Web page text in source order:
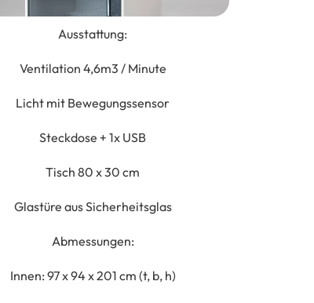
Ausstattung:
Ventilation 4,6m3 / Minute
Licht mit Bewegungssensor
Steckdose + 1x USB
Tisch 80 x 30 cm
Glastüre aus Sicherheitsglas
Abmessungen:
Innen: 97 x 94 x 201 cm (t, b, h)